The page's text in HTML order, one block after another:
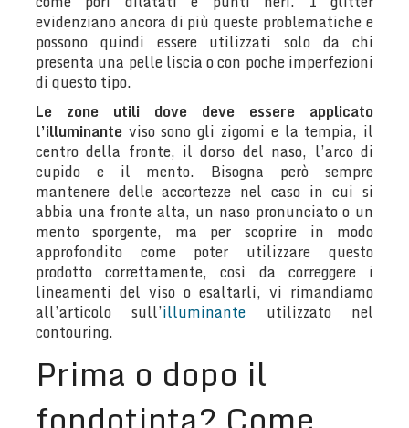
evidenziano ancora di più queste problematiche e
possono quindi essere utilizzati solo da chi
presenta una pelle liscia o con poche imperfezioni
di questo tipo.
Le zone utili dove deve essere applicato
l’illuminanteviso sono gli zigomi e la tempia, il
centro della fronte, il dorso del naso, l’arco di
cupido e il mento. Bisogna però sempre
mantenere delle accortezze nel caso in cui si
abbia una fronte alta, un naso pronunciato o un
mento sporgente, ma per scoprire in modo
approfondito come poter utilizzare questo
prodotto correttamente, così da correggere i
lineamenti del viso o esaltarli, vi rimandiamo
all’articolo sull’illuminante utilizzato nel
contouring.
Prima o dopo il